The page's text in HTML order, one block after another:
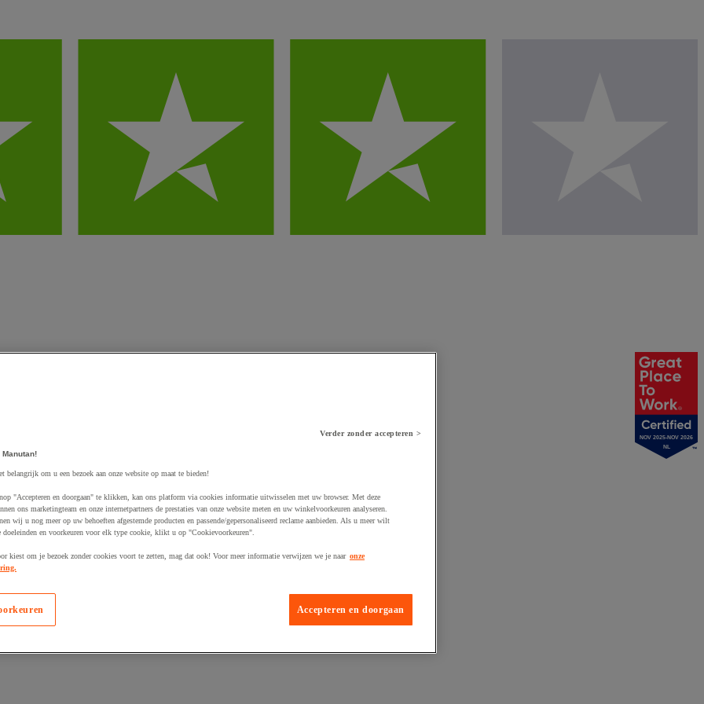
NOV 2025-NOV 2026
NL
Verder zonder accepteren >
belangrijk om u een bezoek aan onze website op maat te bieden!
"Accepteren en doorgaan" te klikken, kan ons platform via cookies informatie uitwisselen met uw browser. Met deze
ons marketingteam en onze internetpartners de prestaties van onze website meten en uw winkelvoorkeuren analyseren.
wij u nog meer op uw behoeften afgestemde producten en passende/gepersonaliseerd reclame aanbieden. Als u meer wilt
doeleinden en voorkeuren voor elk type cookie, klikt u op "Cookievoorkeuren".
kiest om je bezoek zonder cookies voort te zetten, mag dat ook! Voor meer informatie verwijzen we je naar onze
Accepteren en doorgaan